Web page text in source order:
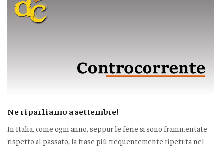
Ne riparliamo a settembre!
In Italia, come ogni anno, seppur le ferie si sono frammentate
rispetto al passato, la frase più frequentemente ripetuta nel